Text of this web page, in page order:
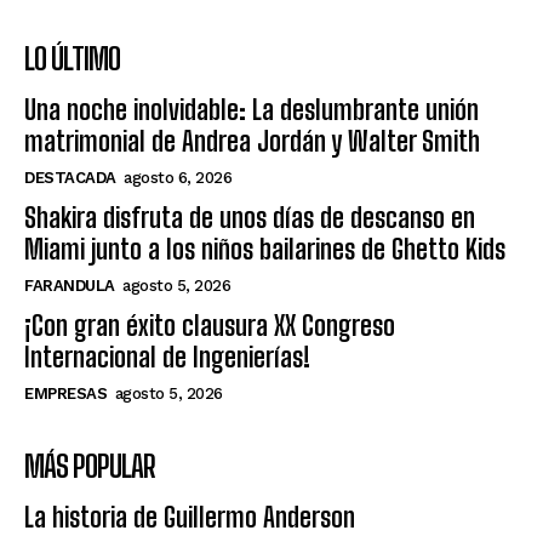
LO ÚLTIMO
Una noche inolvidable: La deslumbrante unión
matrimonial de Andrea Jordán y Walter Smith
DESTACADA agosto 6, 2026
Shakira disfruta de unos días de descanso en
Miami junto a los niños bailarines de Ghetto Kids
FARANDULA agosto 5, 2026
¡Con gran éxito clausura XX Congreso
Internacional de Ingenierías!
EMPRESAS agosto 5, 2026
MÁS POPULAR
La historia de Guillermo Anderson